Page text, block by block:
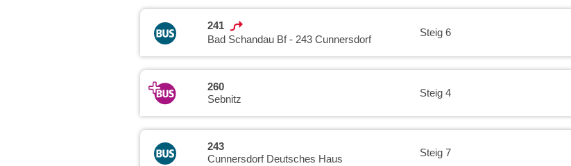
241
Bad Schandau Bf - 243 Cunnersdorf
Steig 6
260
Sebnitz
Steig 4
243
Cunnersdorf Deutsches Haus
Steig 7